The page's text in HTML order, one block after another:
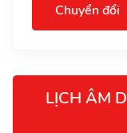
Chuyển đổi
LỊCH ÂM